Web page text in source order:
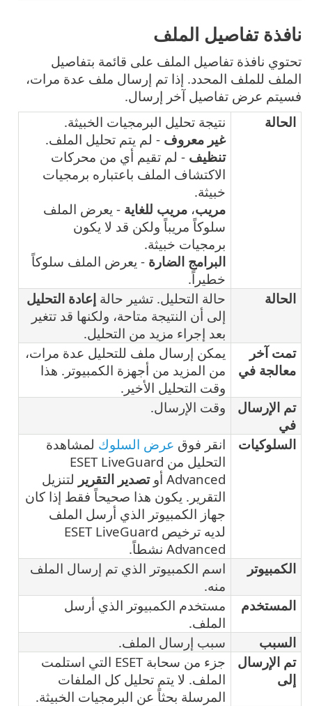
نافذة تفاصيل الملف
تحتوي نافذة تفاصيل الملف على قائمة بتفاصيل
الملف للملف المحدد. إذا تم إرسال ملف عدة مرات،
فسيتم عرض تفاصيل آخر إرسال.
الحالة
نتيجة تحليل البرمجيات الخبيثة.
غير معروف - لم يتم تحليل الملف.
تنظيف - لم تقيم أي من محركات
الاكتشاف الملف باعتباره برمجيات
خبيثة.
مريب، مريب للغاية - يعرض الملف
سلوكاً مريباً ولكن قد لا يكون
برمجيات خبيثة.
البرامج الضارة - يعرض الملف سلوكاً
خطيراً.
الحالة
حالة التحليل. تشير حالة إعادة التحليل
إلى أن النتيجة متاحة، ولكنها قد تتغير
بعد إجراء مزيد من التحليل.
تمت آخر
معالجة في
يمكن إرسال ملف للتحليل عدة مرات،
من المزيد من أجهزة الكمبيوتر. هذا
وقت التحليل الأخير.
تم الإرسال
في
وقت الإرسال.
السلوكيات انقر فوق عرض السلوك لمشاهدة
التحليل من ESET LiveGuard
Advanced أو
تصدير التقرير لتنزيل
التقرير. يكون هذا صحيحاً فقط إذا كان
جهاز الكمبيوتر الذي أرسل الملف
لديه ترخيص ESET LiveGuard
Advanced نشطاً.
الكمبيوتر
اسم الكمبيوتر الذي تم إرسال الملف
منه.
المستخدم
مستخدم الكمبيوتر الذي أرسل
الملف.
السبب
سبب إرسال الملف.
تم الإرسال
إلى
جزء من سحابة ESET التي استلمت
الملف. لا يتم تحليل كل الملفات
المرسلة بحثاً عن البرمجيات الخبيثة.